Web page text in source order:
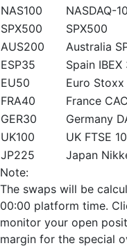
NAS100
NASDAQ-
SPX500
SPX500
AUS200
Australia
ESP35
Spain
EU50
Euro
FRA40
France
GER30
Germany
UK100
UK FTSE
JP225
Japan
Note:
The swaps will be
00:00 platform time.
monitor your open
margin for the special